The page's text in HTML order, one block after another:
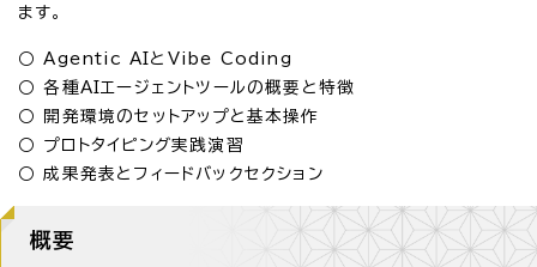
ます。
○ Agentic AIとVibe Coding
○ 各種AIエージェントツールの概要と特徴
○ 開発環境のセットアップと基本操作
○ プロトタイピング実践演習
○ 成果発表とフィードバックセクション
概要